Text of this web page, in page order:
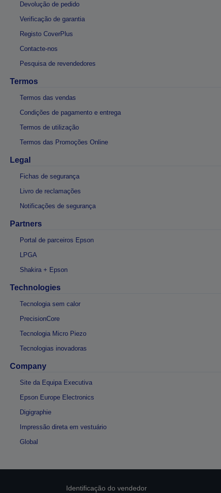
Devolução de pedido
Verificação de garantia
Registo CoverPlus
Contacte-nos
Pesquisa de revendedores
Termos
Termos das vendas
Condições de pagamento e entrega
Termos de utilização
Termos das Promoções Online
Legal
Fichas de segurança
Livro de reclamações
Notificações de segurança
Partners
Portal de parceiros Epson
LPGA
Shakira + Epson
Technologies
Tecnologia sem calor
PrecisionCore
Tecnologia Micro Piezo
Tecnologias inovadoras
Company
Site da Equipa Executiva
Epson Europe Electronics
Digigraphie
Impressão direta em vestuário
Global
Identificação do vendedor